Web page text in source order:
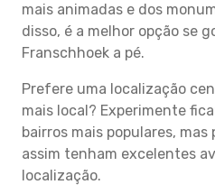
mais animadas e dos
disso, é a melhor opção se
Franschhoek a pé.
Prefere uma localização
mais local? Experimente
bairros mais populares,
assim tenham excelentes
localização.